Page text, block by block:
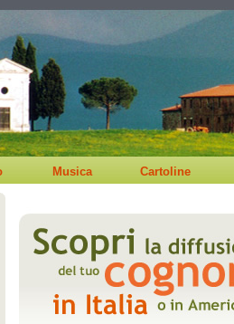
Musica Cartoline